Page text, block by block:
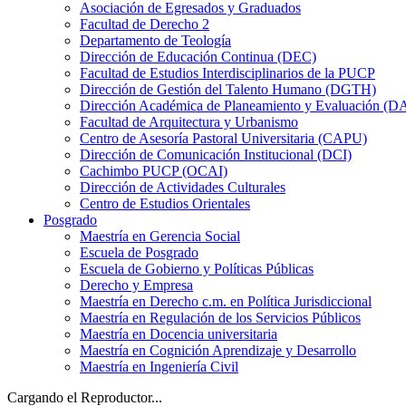
Asociación de Egresados y Graduados
Facultad de Derecho 2
Departamento de Teología
Dirección de Educación Continua (DEC)
Facultad de Estudios Interdisciplinarios de la PUCP
Dirección de Gestión del Talento Humano (DGTH)
Dirección Académica de Planeamiento y Evaluación
Facultad de Arquitectura y Urbanismo
Centro de Asesoría Pastoral Universitaria (CAPU)
Dirección de Comunicación Institucional (DCI)
Cachimbo PUCP (OCAI)
Dirección de Actividades Culturales
Centro de Estudios Orientales
Posgrado
Maestría en Gerencia Social
Escuela de Posgrado
Escuela de Gobierno y Políticas Públicas
Derecho y Empresa
Maestría en Derecho c.m. en Política Jurisdiccional
Maestría en Regulación de los Servicios Públicos
Maestría en Docencia universitaria
Maestría en Cognición Aprendizaje y Desarrollo
Maestría en Ingeniería Civil
Cargando el Reproductor...